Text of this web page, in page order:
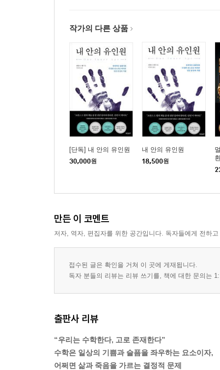
작가의 다른 상품
[단독] 내 안의 유인원
30,000원
내 안의 유인원
18,500원
만든 이 코멘트
저자, 역자, 편집자를 위한 공간입니다. 독자들에게 전하
접수된 글은 확인을 거쳐 이 곳에 게재됩니다.
독자 분들의 리뷰는 리뷰 쓰기를, 책에 대한 문의는
출판사 리뷰
“우리는 수학한다, 고로 존재한다”
수학은 일상의 기쁨과 슬픔을 좌우하는 요소이자,
어쩌면 삶과 죽음을 가르는 결정적 문제